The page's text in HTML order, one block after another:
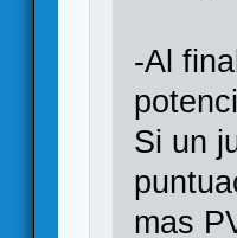
-Al
Si un
mas